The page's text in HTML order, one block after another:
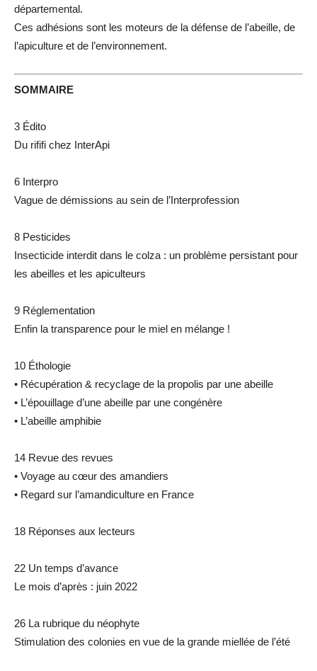
départemental.
Ces adhésions sont les moteurs de la défense de l’abeille, de
l’apiculture et de l’environnement.
SOMMAIRE
3 Édito
Du rififi chez InterApi
6 Interpro
Vague de démissions au sein de l’Interprofession
8 Pesticides
Insecticide interdit dans le colza : un problème persistant pour
les abeilles et les apiculteurs
9 Réglementation
Enfin la transparence pour le miel en mélange !
10 Éthologie
• Récupération & recyclage de la propolis par une abeille
• L’épouillage d’une abeille par une congénère
• L’abeille amphibie
14 Revue des revues
• Voyage au cœur des amandiers
• Regard sur l’amandiculture en France
18 Réponses aux lecteurs
22 Un temps d’avance
Le mois d’après : juin 2022
26 La rubrique du néophyte
Stimulation des colonies en vue de la grande miellée de l’été